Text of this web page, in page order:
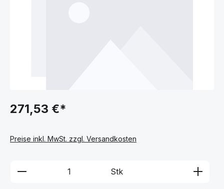
271,53 €*
Preise inkl. MwSt. zzgl. Versandkosten
Produkt Anzahl: Gib den
Stk